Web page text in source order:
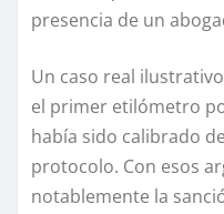
presencia de un
Un caso real
el primer etilómetro
había sido calibrado
protocolo. Con esos
notablemente la